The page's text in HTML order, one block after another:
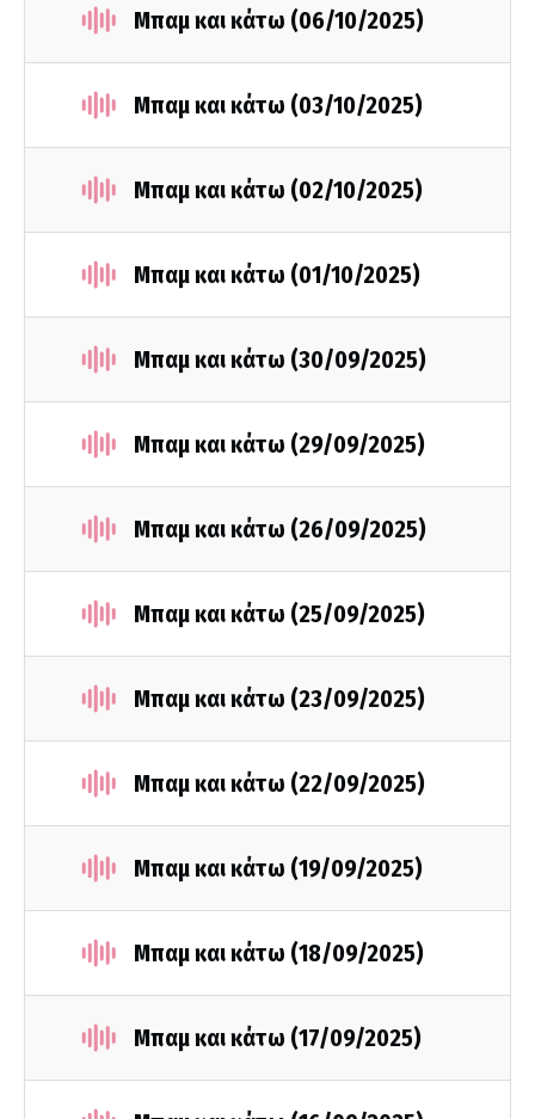
Μπαμ και κάτω (06/10/2025)
Μπαμ και κάτω (03/10/2025)
Μπαμ και κάτω (02/10/2025)
Μπαμ και κάτω (01/10/2025)
Μπαμ και κάτω (30/09/2025)
Μπαμ και κάτω (29/09/2025)
Μπαμ και κάτω (26/09/2025)
Μπαμ και κάτω (25/09/2025)
Μπαμ και κάτω (23/09/2025)
Μπαμ και κάτω (22/09/2025)
Μπαμ και κάτω (19/09/2025)
Μπαμ και κάτω (18/09/2025)
Μπαμ και κάτω (17/09/2025)